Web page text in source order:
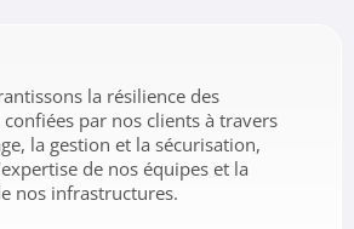
la résilience des
confiées par nos clients à travers
la gestion et la sécurisation,
de nos équipes et la
nos infrastructures.